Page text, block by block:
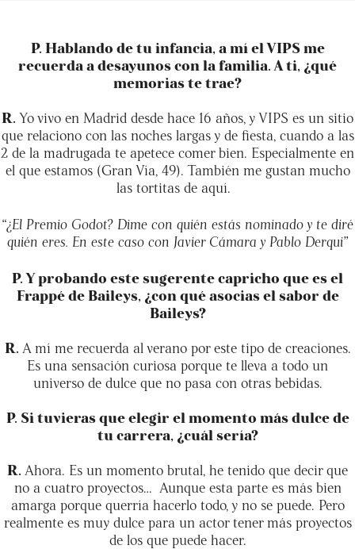
P. Hablando de tu infancia, a mí el VIPS me
recuerda a desayunos con la familia. A ti, ¿qué
memorias te trae?
R. Yo vivo en Madrid desde hace 16 años, y VIPS es un sitio
que relaciono con las noches largas y de fiesta, cuando a las
2 de la madrugada te apetece comer bien. Especialmente en
el que estamos (Gran Vía, 49). También me gustan mucho
las tortitas de aquí.
“¿El Premio Godot? Dime con quién estás nominado y te diré
quién eres. En este caso con Javier Cámara y Pablo Derqui”
P. Y probando este sugerente capricho que es el
Frappé de Baileys, ¿con qué asocias el sabor de
Baileys?
R. A mí me recuerda al verano por este tipo de creaciones.
Es una sensación curiosa porque te lleva a todo un
universo de dulce que no pasa con otras bebidas.
P. Si tuvieras que elegir el momento más dulce de
tu carrera, ¿cuál sería?
R. Ahora. Es un momento brutal, he tenido que decir que
no a cuatro proyectos… Aunque esta parte es más bien
amarga porque querría hacerlo todo, y no se puede. Pero
realmente es muy dulce para un actor tener más proyectos
de los que puede hacer.